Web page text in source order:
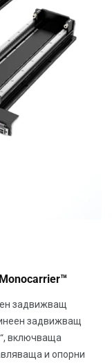
задвижващ
задвижващ
включваща
и опорни